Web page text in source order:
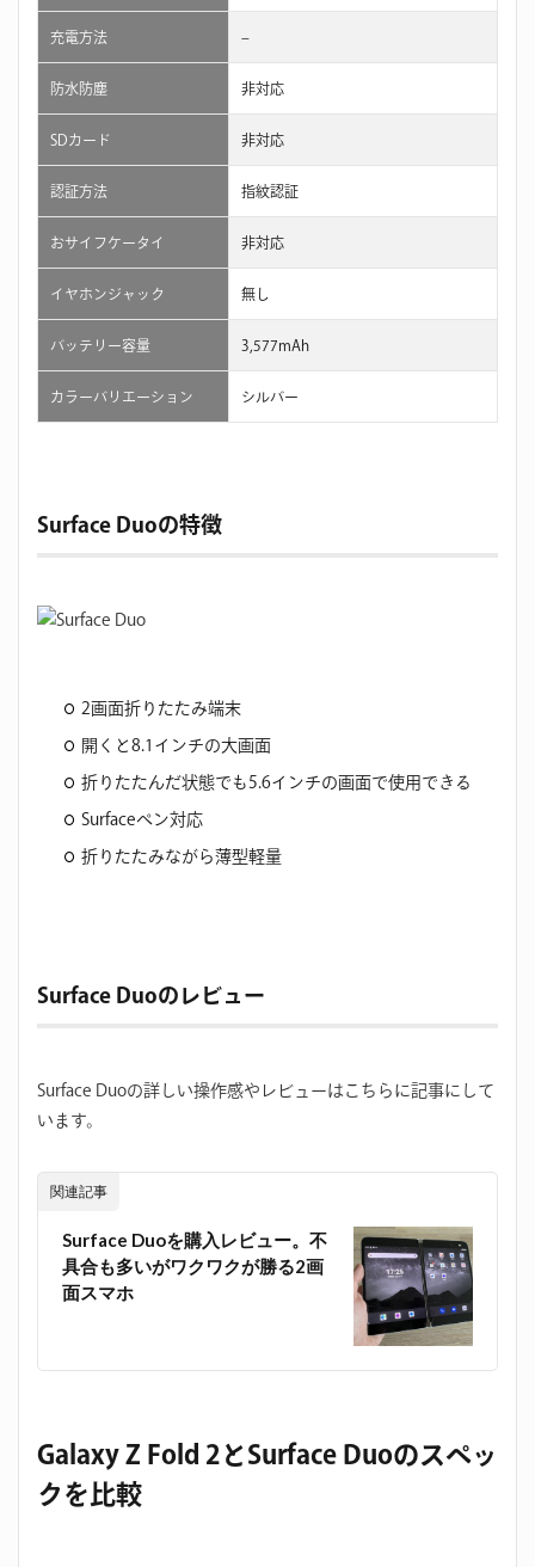
充電方法 –
防水防塵 非対応
SDカード 非対応
認証方法 指紋認証
おサイフケータイ 非対応
イヤホンジャック 無し
バッテリー容量 3,577mAh
カラーバリエーション シルバー
Surface Duoの特徴
2画面折りたたみ端末
開くと8.1インチの大画面
折りたたんだ状態でも5.6インチの画面で使用できる
Surfaceペン対応
折りたたみながら薄型軽量
Surface Duoのレビュー
Surface Duoの詳しい操作感やレビューはこちらに記事にして
います。
関連記事
Surface Duoを購入レビュー。不
具合も多いがワクワクが勝る2画
面スマホ
Galaxy Z Fold 2とSurface Duoのスペッ
クを比較